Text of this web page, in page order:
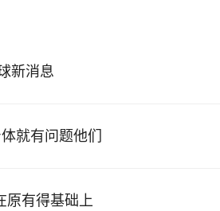
新消息
就有问题他们
原有得基础上